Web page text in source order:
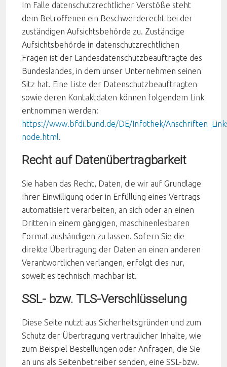
Im Falle datenschutzrechtlicher Verstöße steht
dem Betroffenen ein Beschwerderecht bei der
zuständigen Aufsichtsbehörde zu. Zuständige
Aufsichtsbehörde in datenschutzrechtlichen
Fragen ist der Landesdatenschutzbeauftragte des
Bundeslandes, in dem unser Unternehmen seinen
Sitz hat. Eine Liste der Datenschutzbeauftragten
sowie deren Kontaktdaten können folgendem Link
entnommen werden:
https://www.bfdi.bund.de/DE/Infothek/
node.html.
Recht auf Datenübertragbarkeit
Sie haben das Recht, Daten, die wir auf Grundlage
Ihrer Einwilligung oder in Erfüllung eines Vertrags
automatisiert verarbeiten, an sich oder an einen
Dritten in einem gängigen, maschinenlesbaren
Format aushändigen zu lassen. Sofern Sie die
direkte Übertragung der Daten an einen anderen
Verantwortlichen verlangen, erfolgt dies nur,
soweit es technisch machbar ist.
SSL- bzw. TLS-Verschlüsselung
Diese Seite nutzt aus Sicherheitsgründen und zum
Schutz der Übertragung vertraulicher Inhalte, wie
zum Beispiel Bestellungen oder Anfragen, die Sie
an uns als Seitenbetreiber senden, eine SSL-bzw.